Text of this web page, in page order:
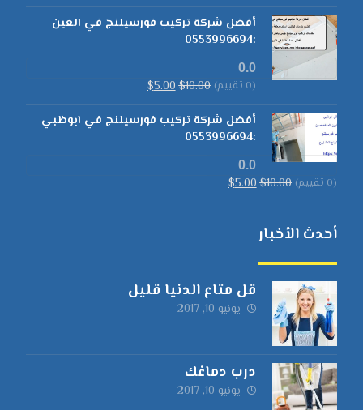
أفضل شركة تركيب فورسيلنج في العين
:0553996694
0.0
(0 تقييم) $10.00
$5.00
أفضل شركة تركيب فورسيلنج في ابوظبي
:0553996694
0.0
(0 تقييم) $10.00
$5.00
أحدث الأخبار
قل متاع الدنيا قليل
يونيو 10, 2017
درب دماغك
يونيو 10, 2017